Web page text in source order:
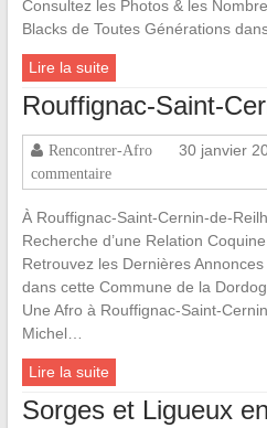
Consultez les Photos & les
Blacks de Toutes Générations
Lire la suite
Rouffignac-Saint-
Rencontrer-Afro 30 janvier
commentaire
À Rouffignac-Saint-Cernin-de-
Recherche d’une Relation
Retrouvez les Dernières
dans cette Commune de la
Une Afro à Rouffignac-Saint-
Michel…
Lire la suite
Sorges et Ligueux